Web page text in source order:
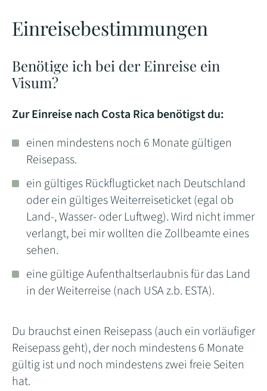
Einreisebestimmungen
Benötige ich bei der Einreise ein
Visum?
Zur Einreise nach Costa Rica benötigst du:
einen mindestens noch 6 Monate gültigen
Reisepass.
ein gültiges Rückflugticket nach Deutschland
oder ein gültiges Weiterreiseticket (egal ob
Land-, Wasser- oder Luftweg). Wird nicht immer
verlangt, bei mir wollten die Zollbeamte eines
sehen.
eine gültige Aufenthaltserlaubnis für das Land
in der Weiterreise (nach USA z.b. ESTA).
Du brauchst einen Reisepass (auch ein vorläufiger
Reisepass geht), der noch mindestens 6 Monate
gültig ist und noch mindestens zwei freie Seiten
hat.